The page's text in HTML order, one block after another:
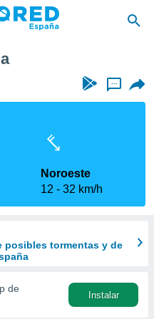
...
Noroeste
12
32 km/h
posibles tormentas y de
de
Instalar